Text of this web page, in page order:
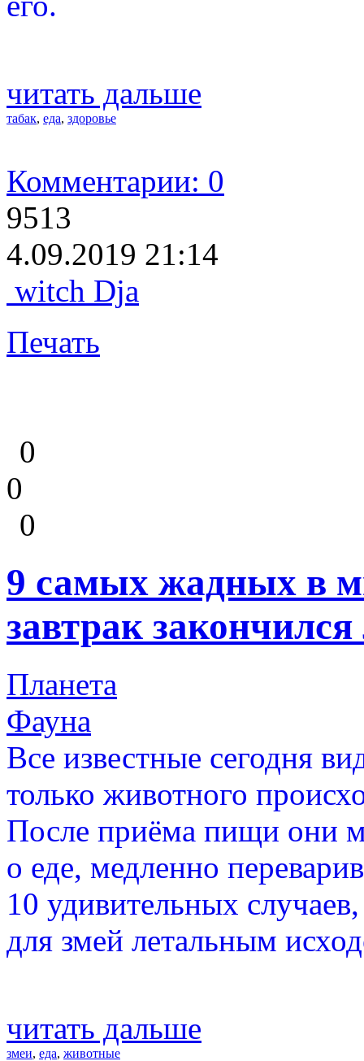
читать дальше
табак, еда, здоровье
Комментарии: 0
9513
4.09.2019 21:14
witch Dja
Печать
0
0
0
9 самых жадных в
завтрак
Планета
Фауна
Все известные сегодня
только животного
После приёма пищи они
о еде, медленно
10 удивительных
для змей летальным
читать дальше
змеи, еда, животные